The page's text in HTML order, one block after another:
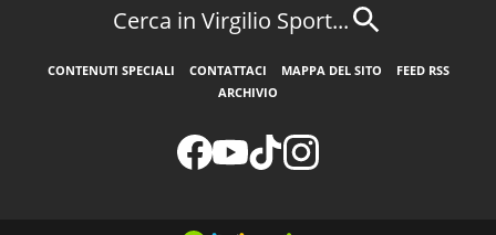
Cerca in Virgilio Sport...
CONTENUTI SPECIALI CONTATTACI MAPPA DEL SITO
FEED RSS
ARCHIVIO